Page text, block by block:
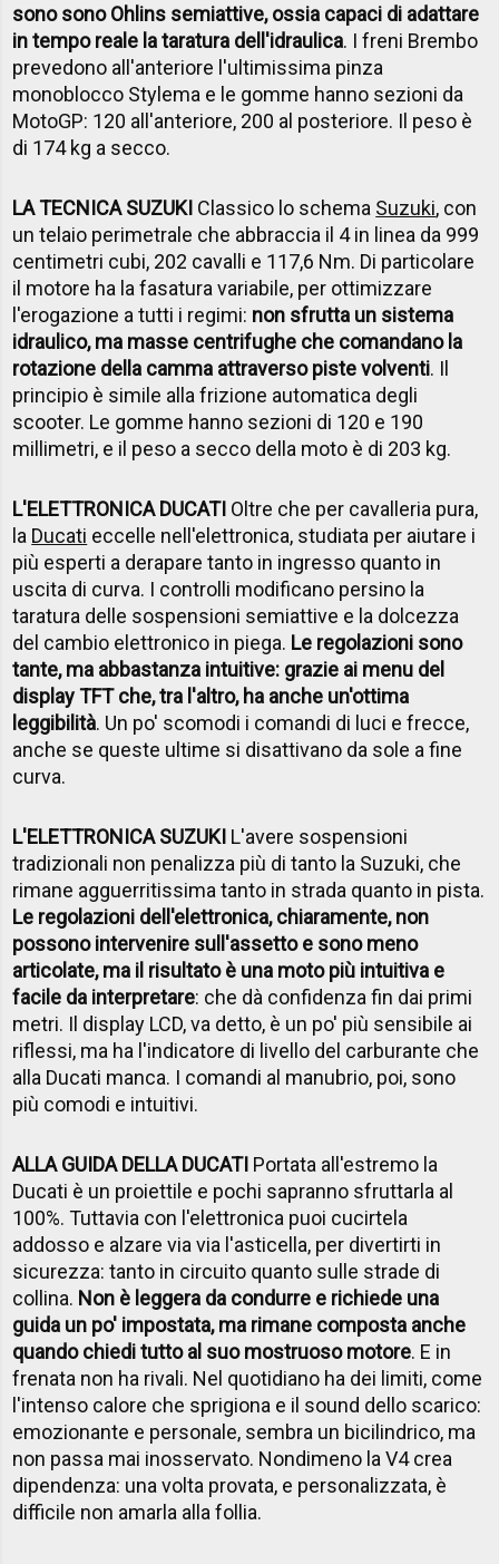
sono sono Ohlins semiattive, ossia capaci di adattare
in tempo reale la taratura dell'idraulica. I freni Brembo
prevedono all'anteriore l'ultimissima pinza
monoblocco Stylema e le gomme hanno sezioni da
MotoGP: 120 all'anteriore, 200 al posteriore. Il peso è
di 174 kg a secco.
LA TECNICA SUZUKI Classico lo schema Suzuki, con
un telaio perimetrale che abbraccia il 4 in linea da 999
centimetri cubi, 202 cavalli e 117,6 Nm. Di particolare
il motore ha la fasatura variabile, per ottimizzare
l'erogazione a tutti i regimi: non sfrutta un sistema
idraulico, ma masse centrifughe che comandano la
rotazione della camma attraverso piste volventi. Il
principio è simile alla frizione automatica degli
scooter. Le gomme hanno sezioni di 120 e 190
millimetri, e il peso a secco della moto è di 203 kg.
L'ELETTRONICA DUCATI Oltre che per cavalleria pura,
la Ducati eccelle nell'elettronica, studiata per aiutare i
più esperti a derapare tanto in ingresso quanto in
uscita di curva. I controlli modificano persino la
taratura delle sospensioni semiattive e la dolcezza
del cambio elettronico in piega. Le regolazioni sono
tante, ma abbastanza intuitive: grazie ai menu del
display TFT che, tra l'altro, ha anche un'ottima
leggibilità. Un po' scomodi i comandi di luci e frecce,
anche se queste ultime si disattivano da sole a fine
curva.
L'ELETTRONICA SUZUKI L'avere sospensioni
tradizionali non penalizza più di tanto la Suzuki, che
rimane agguerritissima tanto in strada quanto in pista.
Le regolazioni dell'elettronica, chiaramente, non
possono intervenire sull'assetto e sono meno
articolate, ma il risultato è una moto più intuitiva e
facile da interpretare: che dà confidenza fin dai primi
metri. Il display LCD, va detto, è un po' più sensibile ai
riflessi, ma ha l'indicatore di livello del carburante che
alla Ducati manca. I comandi al manubrio, poi, sono
più comodi e intuitivi.
ALLA GUIDA DELLA DUCATI Portata all'estremo la
Ducati è un proiettile e pochi sapranno sfruttarla al
100%. Tuttavia con l'elettronica puoi cucirtela
addosso e alzare via via l'asticella, per divertirti in
sicurezza: tanto in circuito quanto sulle strade di
collina. Non è leggera da condurre e richiede una
guida un po' impostata, ma rimane composta anche
quando chiedi tutto al suo mostruoso motore. E in
frenata non ha rivali. Nel quotidiano ha dei limiti, come
l'intenso calore che sprigiona e il sound dello scarico:
emozionante e personale, sembra un bicilindrico, ma
non passa mai inosservato. Nondimeno la V4 crea
dipendenza: una volta provata, e personalizzata, è
difficile non amarla alla follia.